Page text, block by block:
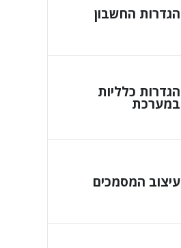
הגדרות החשבון
הגדרות כלליות
במערכת
עיצוב המסמכים